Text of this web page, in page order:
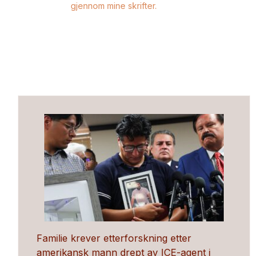
gjennom mine skrifter.
Familie krever etterforskning etter
amerikansk mann drept av ICE-agent i